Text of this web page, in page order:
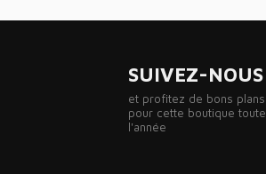
SUIVEZ-NOUS
et profitez de bons plans
pour cette boutique toute
l'année